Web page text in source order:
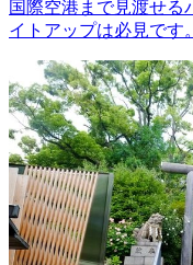
国際空港まで見渡せる
イトアップは必見です。